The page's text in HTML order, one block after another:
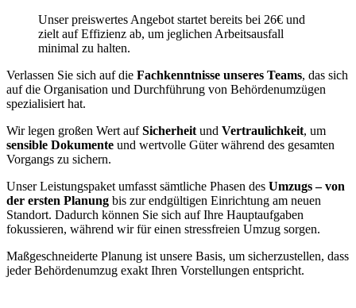
Unser preiswertes Angebot startet bereits bei 26€ und
zielt auf Effizienz ab, um jeglichen Arbeitsausfall
minimal zu halten.
Verlassen Sie sich auf die Fachkenntnisse unseres Teams, das sich
auf die Organisation und Durchführung von Behördenumzügen
spezialisiert hat.
Wir legen großen Wert aufSicherheit und Vertraulichkeit, um
sensible Dokumente und wertvolle Güter während des gesamten
Vorgangs zu sichern.
Unser Leistungspaket umfasst sämtliche Phasen des Umzugs – von
der ersten Planung bis zur endgültigen Einrichtung am neuen
Standort. Dadurch können Sie sich auf Ihre Hauptaufgaben
fokussieren, während wir für einen stressfreien Umzug sorgen.
Maßgeschneiderte Planung ist unsere Basis, um sicherzustellen, dass
jeder Behördenumzug exakt Ihren Vorstellungen entspricht.